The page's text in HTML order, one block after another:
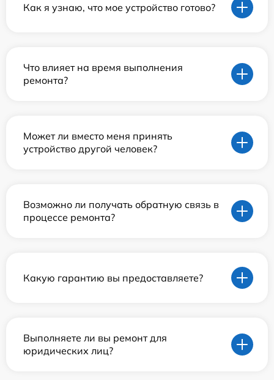
Как я узнаю, что мое устройство готово?
Что влияет на время выполнения
ремонта?
Может ли вместо меня принять
устройство другой человек?
Возможно ли получать обратную связь в
процессе ремонта?
Какую гарантию вы предоставляете?
Выполняете ли вы ремонт для
юридических лиц?